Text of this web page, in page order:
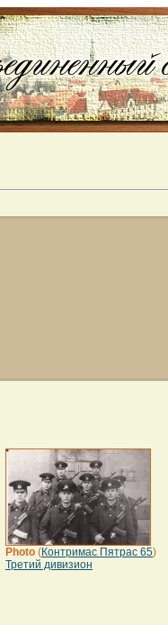
Photo (Контримас Пятрас 65)
Третий дивизион